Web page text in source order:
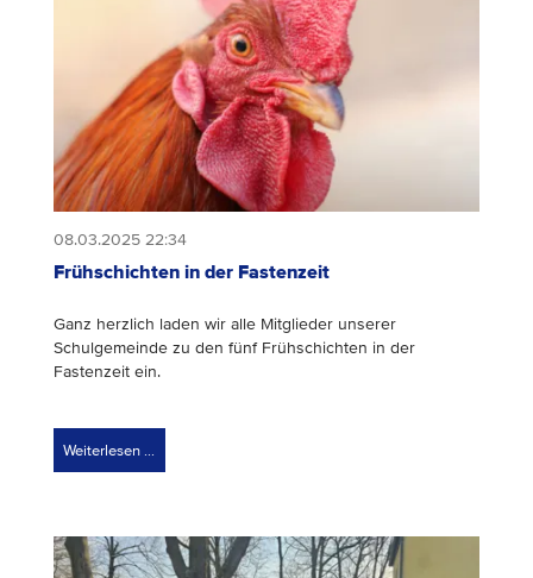
08.03.2025 22:34
Frühschichten in der Fastenzeit
Ganz herzlich laden wir alle Mitglieder unserer
Schulgemeinde zu den fünf Frühschichten in der
Fastenzeit ein.
Weiterlesen …